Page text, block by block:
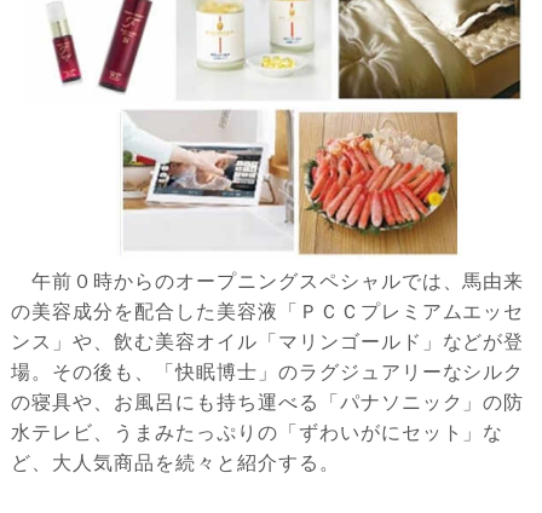
午前０時からのオープニングスペシャルでは、馬由来
の美容成分を配合した美容液「ＰＣＣプレミアムエッセ
ンス」や、飲む美容オイル「マリンゴールド」などが登
場。その後も、「快眠博士」のラグジュアリーなシルク
の寝具や、お風呂にも持ち運べる「パナソニック」の防
水テレビ、うまみたっぷりの「ずわいがにセット」な
ど、大人気商品を続々と紹介する。